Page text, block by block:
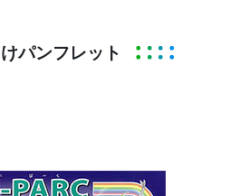
パンフレット